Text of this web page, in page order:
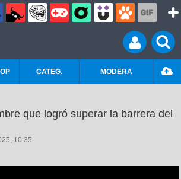
CATEG. MODERA
que logró superar la barrera del
10:35